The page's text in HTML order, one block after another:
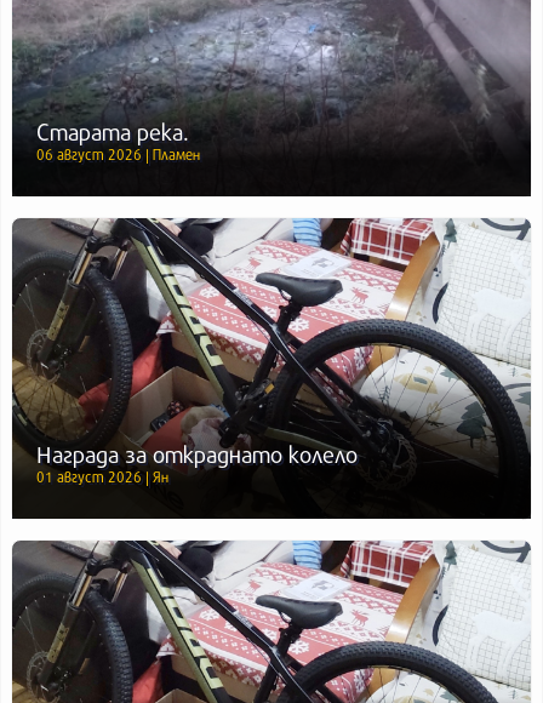
Старата река.
06 август 2026 | Пламен
Награда за откраднато колело
01 август 2026 | Ян